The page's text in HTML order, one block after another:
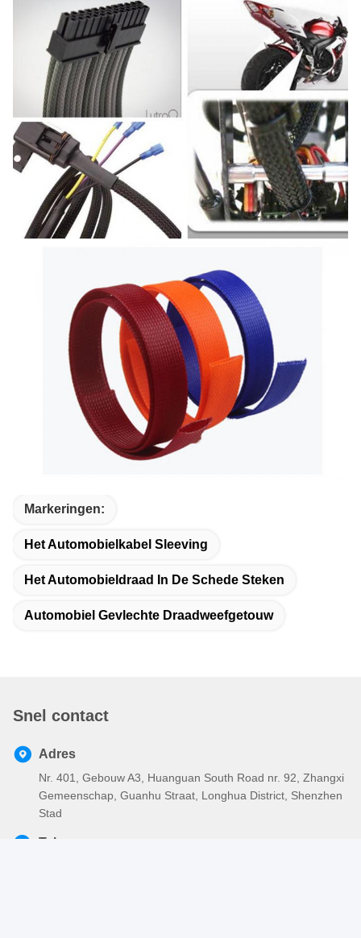
Markeringen:
Het Automobielkabel Sleeving
Het Automobieldraad In De Schede Steken
Automobiel Gevlechte Draadweefgetouw
Snel contact
Adres
Nr. 401, Gebouw A3, Huanguan South Road nr. 92, Zhangxi
Gemeenschap, Guanhu Straat, Longhua District, Shenzhen
Stad
Tel.